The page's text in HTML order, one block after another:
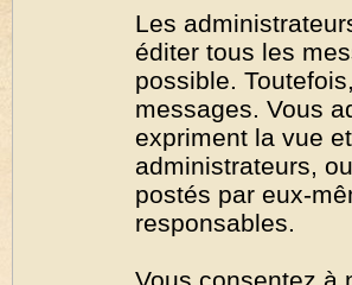
Les
éditer tous les
possible.
messages. Vous
expriment la vue
administrateurs,
postés par eux-
responsables.